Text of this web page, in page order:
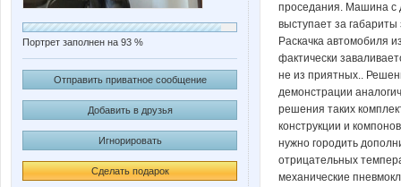
Портрет заполнен на 93 %
Отправить приватное сообщение
Добавить в друзья
Игнорировать
Сделать подарок
проседания. Машина с
выступает за габариты
Раскачка автомобиля
фактически
не из приятных..
демонстрации
решения таких
конструкции и
нужно городить
отрицательных
механические